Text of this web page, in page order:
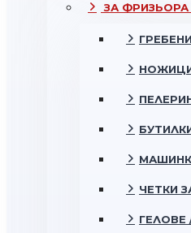
ЗА ФРИЗЬОРА
ГРЕБЕНИ
ЧЕТКИ
ГЕЛОВЕ